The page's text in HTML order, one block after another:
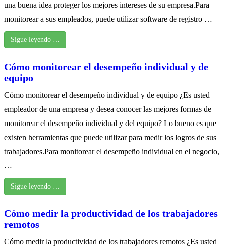
una buena idea proteger los mejores intereses de su empresa.Para
monitorear a sus empleados, puede utilizar software de registro …
Sigue leyendo …
Cómo monitorear el desempeño individual y de
equipo
Cómo monitorear el desempeño individual y de equipo ¿Es usted
empleador de una empresa y desea conocer las mejores formas de
monitorear el desempeño individual y del equipo? Lo bueno es que
existen herramientas que puede utilizar para medir los logros de sus
trabajadores.Para monitorear el desempeño individual en el negocio,
…
Sigue leyendo …
Cómo medir la productividad de los trabajadores
remotos
Cómo medir la productividad de los trabajadores remotos ¿Es usted